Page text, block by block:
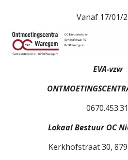
Vanaf 17/01/
EVA-vzw
Lokaal Bestuur OC
Kerkhofstraat 30,